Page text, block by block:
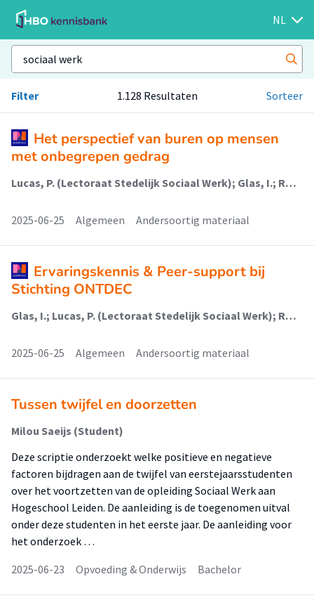
NL
Filter 1.128 Resultaten Sorteer
Het perspectief van buren op mensen
met onbegrepen gedrag
Lucas, P. (Lectoraat Stedelijk Sociaal Werk); Glas, I.; Rözer, J.J. (Lectoraat Stedelijk Sociaal Werk); Veldboer, A.P.M. (Lectoraat Stedelijk Sociaal Werk)
2025-06-25 Algemeen Andersoortig materiaal
Ervaringskennis & Peer-support bij
Stichting ONTDEC
Glas, I.; Lucas, P. (Lectoraat Stedelijk Sociaal Werk); Rözer, J.J. (Lectoraat Stedelijk Sociaal Werk); Veldboer, A.P.M. (Lectoraat Stedelijk Sociaal Werk)
2025-06-25 Algemeen Andersoortig materiaal
Tussen twijfel en doorzetten
Milou Saeijs (Student)
Deze scriptie onderzoekt welke positieve en negatieve
factoren bijdragen aan de twijfel van eerstejaarsstudenten
over het voortzetten van de opleiding Sociaal Werk aan
Hogeschool Leiden. De aanleiding is de toegenomen uitval
onder deze studenten in het eerste jaar. De aanleiding voor
het onderzoek …
2025-06-23
Opvoeding & Onderwijs Bachelor